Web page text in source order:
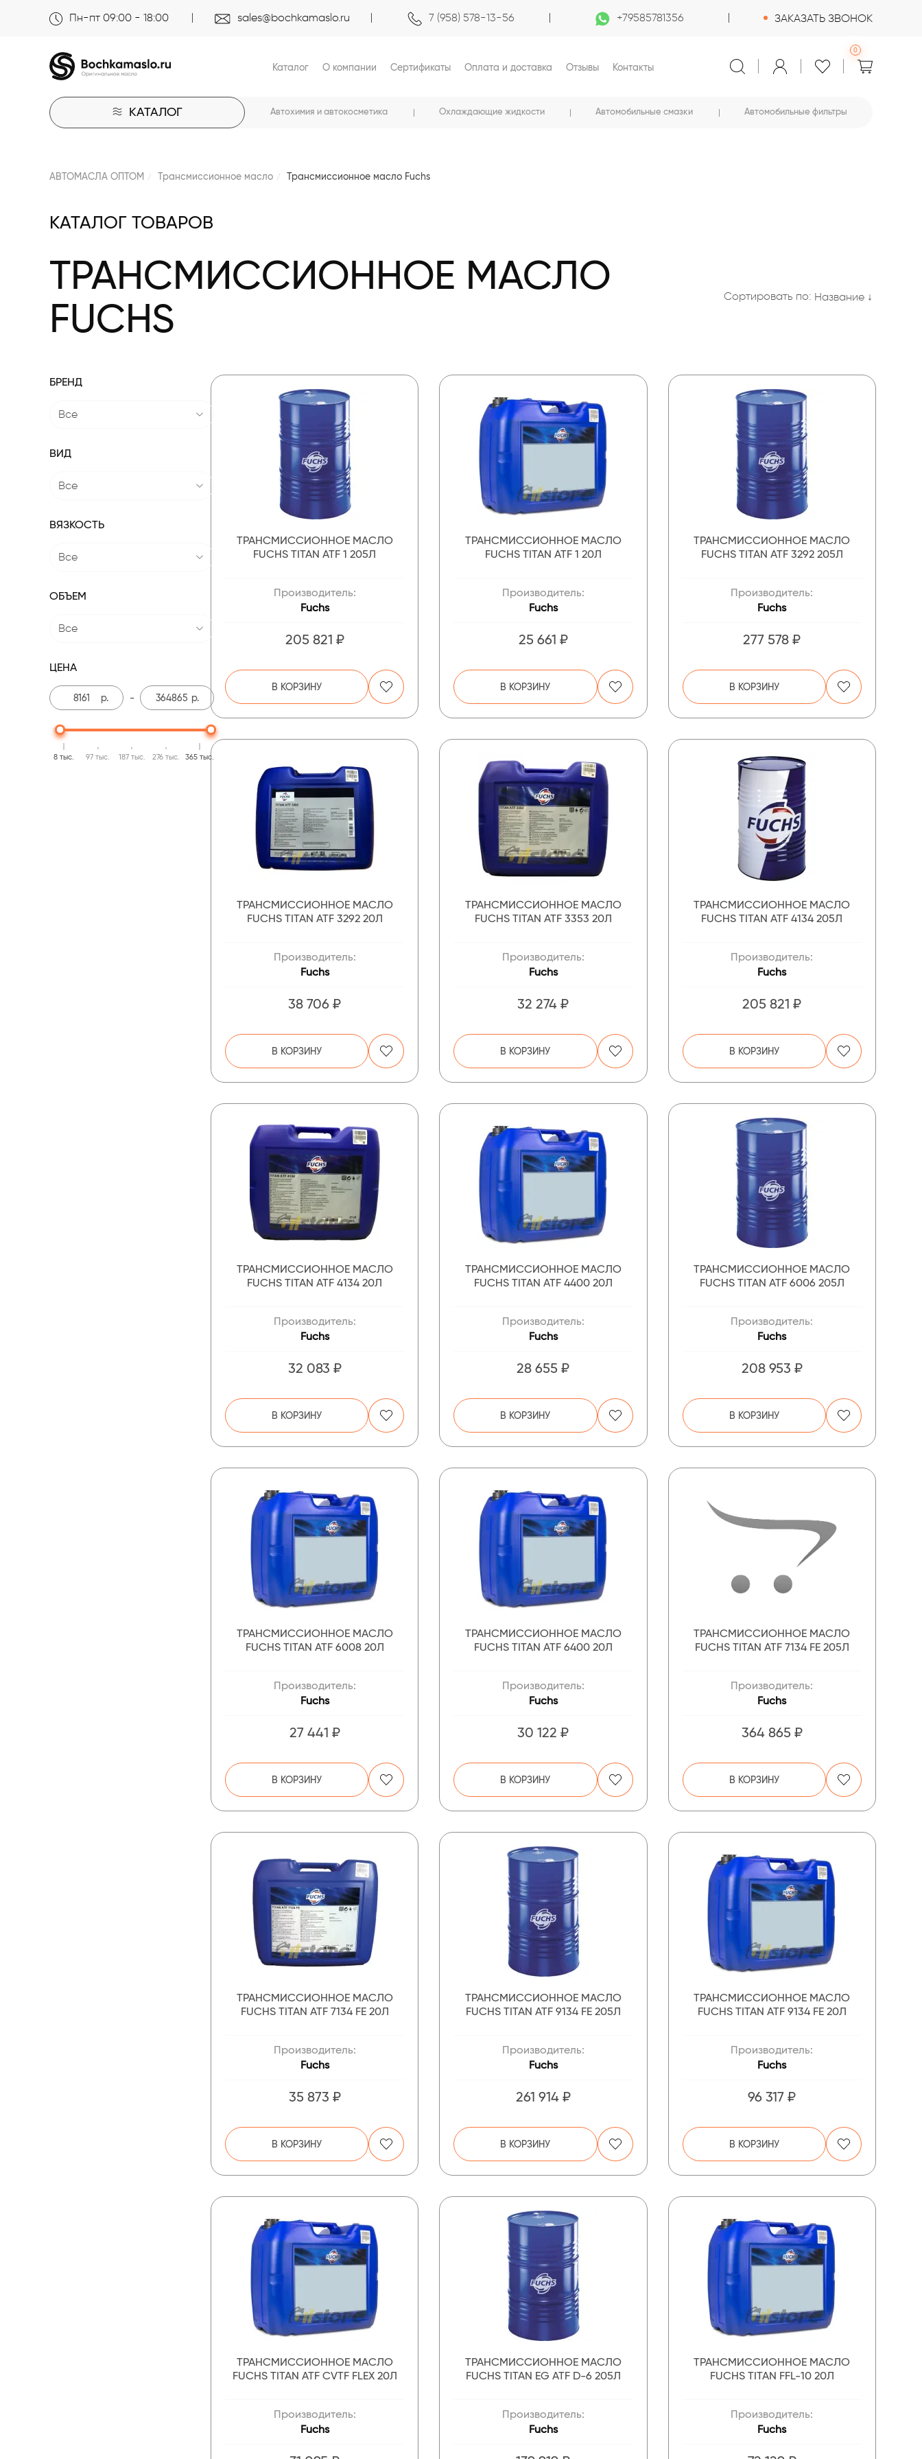
Пн-пт 09:00 - 18:00 sales@bochkamaslo.ru 7 (958) 578-13-56 +79585781356 ЗАКАЗАТЬ ЗВОНОК
Каталог О компании Сертификаты Оплата и доставка Отзывы Контакты
0
КАТАЛОГ Автохимия и автокосметика Охлаждающие жидкости Автомобильные смазки Автомобильные фильтры
АВТОМАСЛА ОПТОМ Трансмиссионное масло Трансмиссионное масло Fuchs
КАТАЛОГ ТОВАРОВ
ТРАНСМИССИОННОЕ МАСЛО
FUCHS
Сортировать по: Название ↓
БРЕНД
Все
ВИД
Все
ВЯЗКОСТЬ
Все
ОБЪЕМ
Все
ЦЕНА
р. - р.
8 тыс. 97 тыс. 187 тыс. 276 тыс. 365 тыс.
ТРАНСМИССИОННОЕ МАСЛО
FUCHS TITAN ATF 1 205Л
Производитель:
Fuchs
205 821 ₽
В КОРЗИНУ
ТРАНСМИССИОННОЕ МАСЛО
FUCHS TITAN ATF 1 20Л
Производитель:
Fuchs
25 661 ₽
В КОРЗИНУ
ТРАНСМИССИОННОЕ МАСЛО
FUCHS TITAN ATF 3292 205Л
Производитель:
Fuchs
277 578 ₽
В КОРЗИНУ
ТРАНСМИССИОННОЕ МАСЛО
FUCHS TITAN ATF 3292 20Л
Производитель:
Fuchs
38 706 ₽
В КОРЗИНУ
ТРАНСМИССИОННОЕ МАСЛО
FUCHS TITAN ATF 3353 20Л
Производитель:
Fuchs
32 274 ₽
В КОРЗИНУ
ТРАНСМИССИОННОЕ МАСЛО
FUCHS TITAN ATF 4134 205Л
Производитель:
Fuchs
205 821 ₽
В КОРЗИНУ
ТРАНСМИССИОННОЕ МАСЛО
FUCHS TITAN ATF 4134 20Л
Производитель:
Fuchs
32 083 ₽
В КОРЗИНУ
ТРАНСМИССИОННОЕ МАСЛО
FUCHS TITAN ATF 4400 20Л
Производитель:
Fuchs
28 655 ₽
В КОРЗИНУ
ТРАНСМИССИОННОЕ МАСЛО
FUCHS TITAN ATF 6006 205Л
Производитель:
Fuchs
208 953 ₽
В КОРЗИНУ
ТРАНСМИССИОННОЕ МАСЛО
FUCHS TITAN ATF 6008 20Л
Производитель:
Fuchs
27 441 ₽
В КОРЗИНУ
ТРАНСМИССИОННОЕ МАСЛО
FUCHS TITAN ATF 6400 20Л
Производитель:
Fuchs
30 122 ₽
В КОРЗИНУ
ТРАНСМИССИОННОЕ МАСЛО
FUCHS TITAN ATF 7134 FE 205Л
Производитель:
Fuchs
364 865 ₽
В КОРЗИНУ
ТРАНСМИССИОННОЕ МАСЛО
FUCHS TITAN ATF 7134 FE 20Л
Производитель:
Fuchs
35 873 ₽
В КОРЗИНУ
ТРАНСМИССИОННОЕ МАСЛО
FUCHS TITAN ATF 9134 FE 205Л
Производитель:
Fuchs
261 914 ₽
В КОРЗИНУ
ТРАНСМИССИОННОЕ МАСЛО
FUCHS TITAN ATF 9134 FE 20Л
Производитель:
Fuchs
96 317 ₽
В КОРЗИНУ
ТРАНСМИССИОННОЕ МАСЛО
FUCHS TITAN ATF CVTF FLEX 20Л
Производитель:
Fuchs
ТРАНСМИССИОННОЕ МАСЛО
FUCHS TITAN EG ATF D-6 205Л
Производитель:
Fuchs
ТРАНСМИССИОННОЕ МАСЛО
FUCHS TITAN FFL-10 20Л
Производитель:
Fuchs